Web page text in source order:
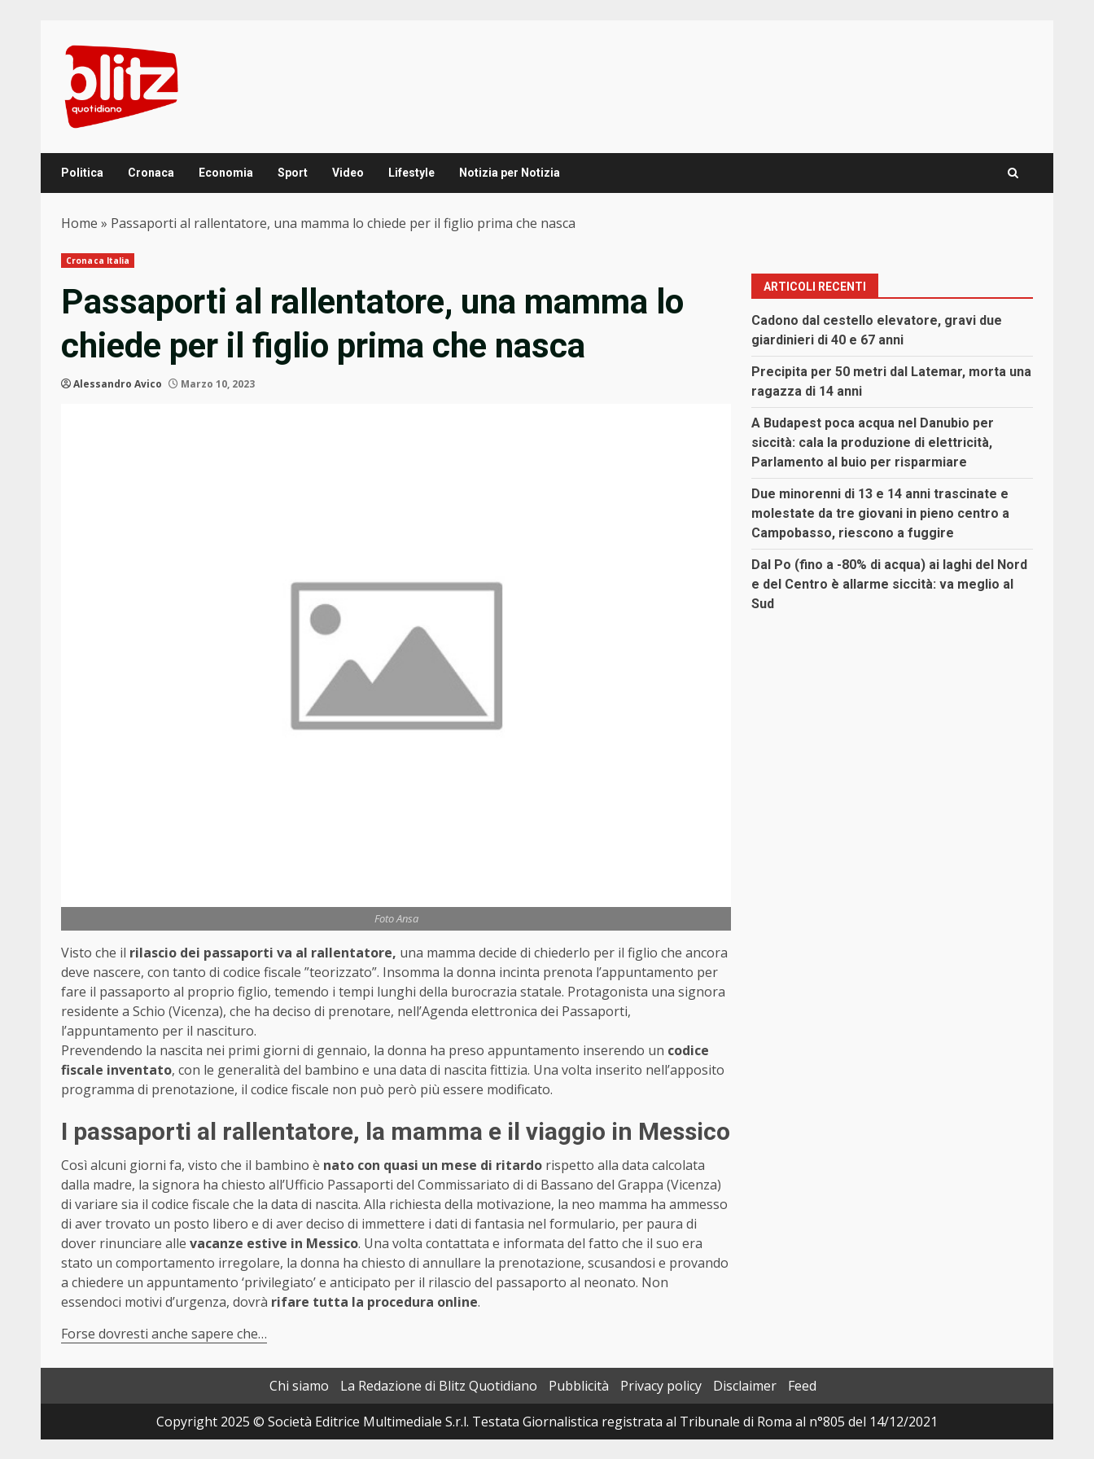
content
Politica Cronaca Economia Sport Video Lifestyle Notizia per Notizia
Home » Passaporti al rallentatore, una mamma lo chiede per il figlio prima che nasca
Cronaca Italia
Passaporti al rallentatore, una mamma lo
chiede per il figlio prima che nasca
Alessandro Avico Marzo 10, 2023
Foto Ansa
Visto che il rilascio dei passaporti va al rallentatore, una mamma decide di chiederlo per il figlio che ancora
deve nascere, con tanto di codice fiscale ”teorizzato”. Insomma la donna incinta prenota l’appuntamento per
fare il passaporto al proprio figlio, temendo i tempi lunghi della burocrazia statale. Protagonista una signora
residente a Schio (Vicenza), che ha deciso di prenotare, nell’Agenda elettronica dei Passaporti,
l’appuntamento per il nascituro.
Prevendendo la nascita nei primi giorni di gennaio, la donna ha preso appuntamento inserendo un codice
fiscale inventato, con le generalità del bambino e una data di nascita fittizia. Una volta inserito nell’apposito
programma di prenotazione, il codice fiscale non può però più essere modificato.
I passaporti al rallentatore, la mamma e il viaggio in Messico
Così alcuni giorni fa, visto che il bambino è nato con quasi un mese di ritardo rispetto alla data calcolata
dalla madre, la signora ha chiesto all’Ufficio Passaporti del Commissariato di di Bassano del Grappa (Vicenza)
di variare sia il codice fiscale che la data di nascita. Alla richiesta della motivazione, la neo mamma ha ammesso
di aver trovato un posto libero e di aver deciso di immettere i dati di fantasia nel formulario, per paura di
dover rinunciare alle vacanze estive in Messico. Una volta contattata e informata del fatto che il suo era
stato un comportamento irregolare, la donna ha chiesto di annullare la prenotazione, scusandosi e provando
a chiedere un appuntamento ‘privilegiato’ e anticipato per il rilascio del passaporto al neonato. Non
essendoci motivi d’urgenza, dovrà rifare tutta la procedura online.
Forse dovresti anche sapere che…
ARTICOLI RECENTI
Cadono dal cestello elevatore, gravi due
giardinieri di 40 e 67 anni
Precipita per 50 metri dal Latemar, morta una
ragazza di 14 anni
A Budapest poca acqua nel Danubio per
siccità: cala la produzione di elettricità,
Parlamento al buio per risparmiare
Due minorenni di 13 e 14 anni trascinate e
molestate da tre giovani in pieno centro a
Campobasso, riescono a fuggire
Dal Po (fino a -80% di acqua) ai laghi del Nord
e del Centro è allarme siccità: va meglio al
Sud
Chi siamo La Redazione di Blitz Quotidiano Pubblicità Privacy policy Disclaimer
Feed
Copyright 2025 © Società Editrice Multimediale S.r.l. Testata Giornalistica registrata al Tribunale di Roma al n°805 del 14/12/2021